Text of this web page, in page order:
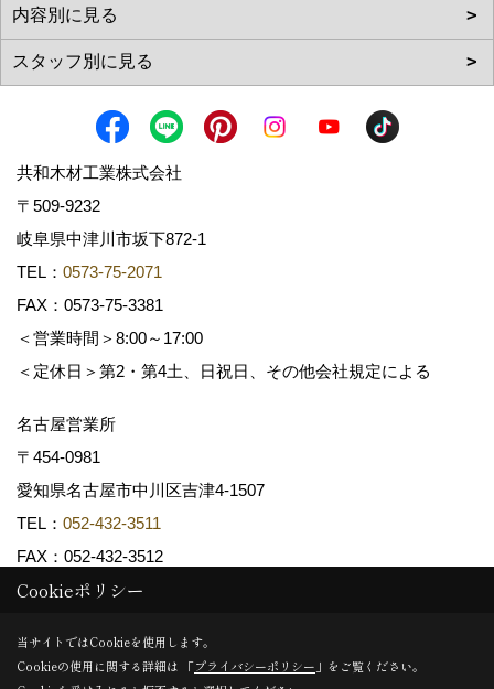
共和木材工業株式会社
〒509-9232
岐阜県中津川市坂下872‐1
TEL： 0573-75-2071
FAX：0573-75-3381
＜営業時間＞8:00～17:00
＜定休日＞第2・第4土、日祝日、その他会社規定による
名古屋営業所
〒454-0981
愛知県名古屋市中川区吉津4-1507
TEL： 052-432-3511
FAX：052-432-3512
Copyright (c) 共和木材工業株式会社. All Rights Reserved.
Produced byゴデスクリエイト
Cookieポリシー
当サイトではCookieを使用します。
Cookieの使用に関する詳細は 「プライバシーポリシー 」をご覧ください。